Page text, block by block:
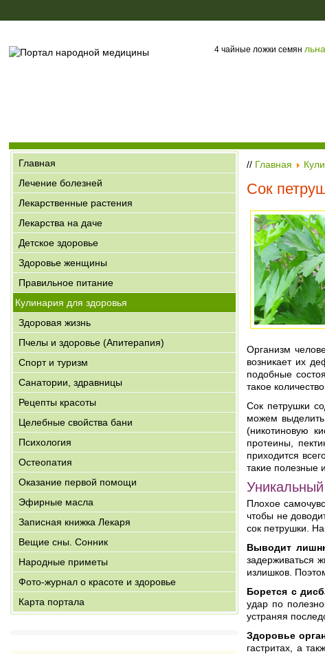
4 чайные ложки семян льна
Главная
Лечение болезней
Лекарственные растения
Лекарства на даче
Детское здоровье
Здоровье женщины
Правильное питание
Кулинария для здоровья
Здоровая жизнь
Пчелы и здоровье (Апитерапия)
Спорт и туризм
Санатории, здравницы
Рецепты красоты
Целебные свойства бани
Психология
Остеопатия
Оказание первой помощи
Эфирные масла
Записная книжка Лекаря
Вещие сны. Сонник
Народные приметы
Фото-журнал о красоте и здоровье
Карта портала
// Главная
Сок
Организм
возникает их
подобные
такое
Сок петрушки
можем
(никотиновую
протеины,
приходится
такие полезные
Плохое
чтобы не
сок петрушки.
Выводит
задерживаться
излишков.
Борется с
удар по
устраняя
Здоровье
гастритах, а